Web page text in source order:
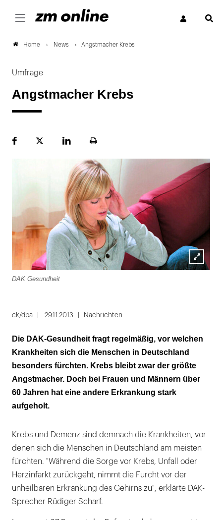
Home News Angstmacher Krebs
Umfrage
Angstmacher Krebs
FacebookPlattformLinekdInSeite
Lightbox
DAK Gesundheit
ck/dpa 29.11.2013 Nachrichten
Die DAK-Gesundheit fragt regelmäßig, vor welchen
Krankheiten sich die Menschen in Deutschland
besonders fürchten. Krebs bleibt zwar der größte
Angstmacher. Doch bei Frauen und Männern über
60 Jahren hat eine andere Erkrankung stark
aufgeholt.
Krebs und Demenz sind demnach die Krankheiten, vor
denen sich die Menschen in Deutschland am meisten
fürchten. "Während die Sorge vor Krebs, Unfall oder
Herzinfarkt zurückgeht, nimmt die Furcht vor der
unheilbaren Erkrankung des Gehirns zu", erklärte DAK-
Sprecher Rüdiger Scharf.